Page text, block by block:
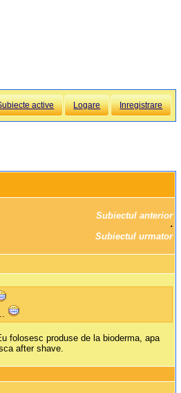
active Logare Inregistrare
Subiectul anterior
Subiectul urmator
folosesc produse de la bioderma, apa
after shave.